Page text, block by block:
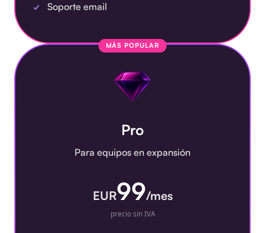
Soporte email
MÁS POPULAR
Pro
Para equipos en expansión
EUR99/mes
precio sin IVA